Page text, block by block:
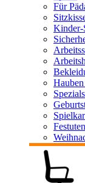
Für
Kinder-